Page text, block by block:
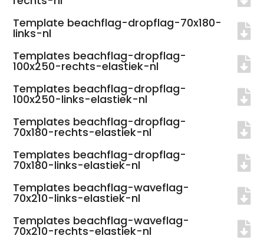
Template beachflag-dropflag-70x180-
links-nl
Templates beachflag-dropflag-
100x250-rechts-elastiek-nl
Templates beachflag-dropflag-
100x250-links-elastiek-nl
Templates beachflag-dropflag-
70x180-rechts-elastiek-nl
Templates beachflag-dropflag-
70x180-links-elastiek-nl
Templates beachflag-waveflag-
70x210-links-elastiek-nl
Templates beachflag-waveflag-
70x210-rechts-elastiek-nl